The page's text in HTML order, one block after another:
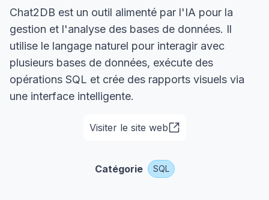
Chat2DB est un outil alimenté par l'IA pour la
gestion et l'analyse des bases de données. Il
utilise le langage naturel pour interagir avec
plusieurs bases de données, exécute des
opérations SQL et crée des rapports visuels via
une interface intelligente.
Visiter le site web
Catégorie SQL